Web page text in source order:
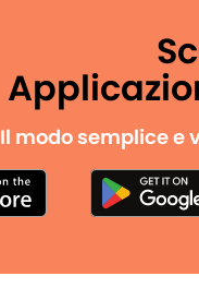
Il modo semplice e